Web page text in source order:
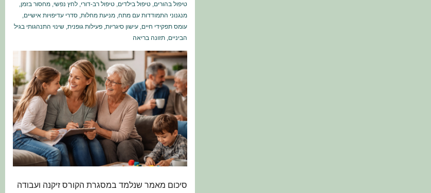
טיפול בהורים, טיפול בילדים, טיפול רב-דורי, לחץ נפשי, מחסור בזמן,
מנגנוני התמודדות עם מתח, מניעת מחלות, סדרי עדיפויות אישיים,
עומס תפקידי חיים, עישון סיגריות, פעילות גופנית, שינוי התנהגותי בגיל
הביניים, תזונה בריאה
סיכום מאמר שנלמד במסגרת הקורס זיקנה ועבודה